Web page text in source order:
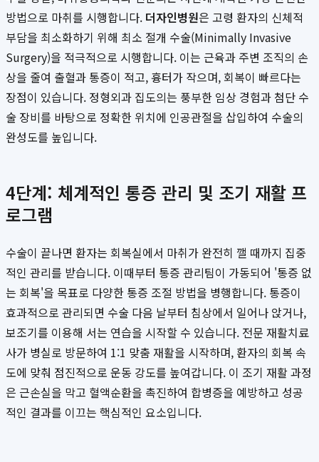
방법으로 마취를 시행합니다. 더자인병원은 고령 환자의 신체적
부담을 최소화하기 위해 최소 절개 수술(Minimally Invasive
Surgery)을 적극적으로 시행합니다. 이는 근육과 주변 조직의 손
상을 줄여 출혈과 통증이 적고, 흉터가 작으며, 회복이 빠르다는
장점이 있습니다. 정형외과 집도의는 풍부한 임상 경험과 첨단 수
술 장비를 바탕으로 정확한 위치에 인공관절을 삽입하여 수술의
완성도를 높입니다.
4단계: 체계적인 통증 관리 및 조기 재활 프
로그램
수술이 끝나면 환자는 회복실에서 마취가 완전히 깰 때까지 집중
적인 관리를 받습니다. 이때부터 통증 관리팀이 가동되어 '통증 없
는 회복'을 목표로 다양한 통증 조절 방법을 병행합니다. 통증이
효과적으로 관리되면 수술 다음 날부터 침상에서 일어나 앉거나,
보조기를 이용해 서는 연습을 시작할 수 있습니다. 전문 재활치료
사가 병실로 방문하여 1:1 맞춤 재활을 시작하며, 환자의 회복 속
도에 맞춰 점진적으로 운동 강도를 높여갑니다. 이 조기 재활 과정
은 근손실을 막고 혈액순환을 촉진하여 합병증을 예방하고 성공
적인 결과를 이끄는 핵심적인 요소입니다.